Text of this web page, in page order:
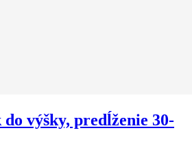
výšky, predĺženie 30-